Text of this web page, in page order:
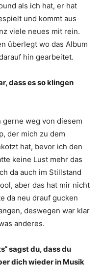
als ich hat, er hat
und kommt aus
viele neues mit rein.
überlegt wo das Album
hin gearbeitet.
dass es so klingen
gerne weg von diesem
der mich zu dem
hat, bevor ich den
keine Lust mehr das
da auch im Stillstand
aber das hat mir nicht
da neu drauf gucken
deswegen war klar
anderes.
sagst du, dass du
dich wieder in Musik